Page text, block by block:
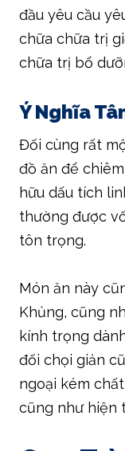
đầu yêu cầu
chữa chữa trị
chữa trị bổ
Ý Nghĩa
Đối cùng rất
đồ ăn để
hữu dấu tích
thường được
tôn trọng.
Món ăn này
Khủng, cũng
kính trọng
đối chọi giản
ngoại kém
cũng như hiện